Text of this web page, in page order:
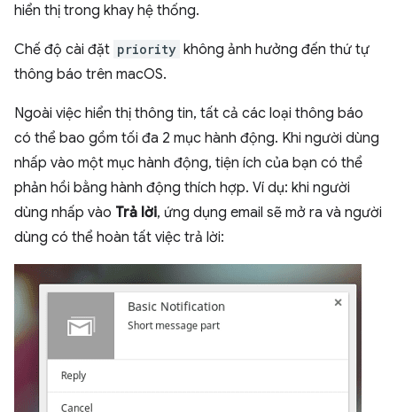
hiển thị trong khay hệ thống.
Chế độ cài đặt priority không ảnh hưởng đến thứ tự
thông báo trên macOS.
Ngoài việc hiển thị thông tin, tất cả các loại thông báo
có thể bao gồm tối đa 2 mục hành động. Khi người dùng
nhấp vào một mục hành động, tiện ích của bạn có thể
phản hồi bằng hành động thích hợp. Ví dụ: khi người
dùng nhấp vào Trả lời, ứng dụng email sẽ mở ra và người
dùng có thể hoàn tất việc trả lời: